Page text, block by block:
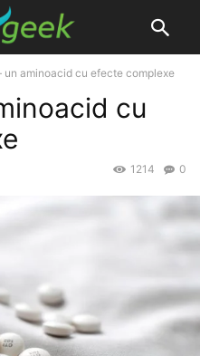
un aminoacid cu efecte complexe
cu
0
1214